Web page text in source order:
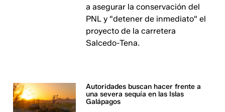
a asegurar la conservación del
PNL y "detener de inmediato" el
proyecto de la carretera
Salcedo-Tena.
Autoridades buscan hacer frente a
una severa sequía en las Islas
Galápagos